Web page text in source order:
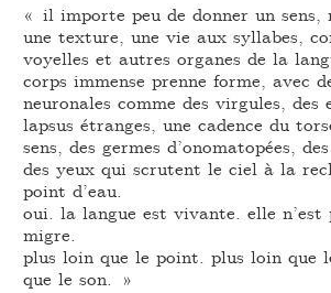
« il importe peu de donner un sens,
une texture, une vie aux syllabes,
voyelles et autres organes de la
corps immense prenne forme, avec
neuronales comme des virgules, des
lapsus étranges, une cadence du
sens, des germes d’onomatopées,
des yeux qui scrutent le ciel à la
point d’eau.
oui. la langue est vivante. elle n’est
migre.
plus loin que le point. plus loin que
que le son. »